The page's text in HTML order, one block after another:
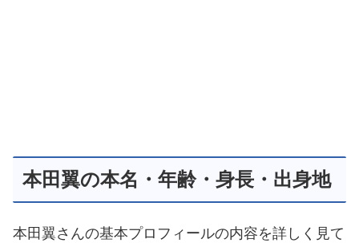
本田翼の本名・年齢・身長・出身地
本田翼さんの基本プロフィールの内容を詳しく見て